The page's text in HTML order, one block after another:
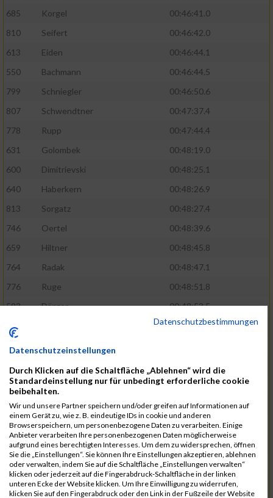
685
Korgel
00:46:41.0
810
Seifert
00:46:42.0
613
Eiden
00:46:44.1
550
Bachmann
00:46:44.5
799
Schniegler
00:46:50.6
807
Schwendtner
00:47:37.4
778
Rupp
00:47:44.4
631
Golombek
00:48:19.0
600
Dimitrievski
00:48:25.1
640
Haberkern
00:48:26.9
813
Sorgatz
00:48:27.4
746
Oertel
00:48:39.6
659
Hiltner
00:48:45.8
764
Radak
00:48:47.1
776
Ruge
00:48:51.8
593
Dänzer
00:48:53.5
772
00:48:57.2
802
Schrödel
00:49:41.7
808
Seeberger
00:49:56.1
760
Polster
00:49:56.6
647
Heidt
00:49:57.3
742
Niculaica
00:50:04.8
620
Feuchtenberger
00:50:08.3
703
Lipsz
00:50:08.8
Datenschutzbestimmungen
Datenschutzeinstellungen
Durch Klicken auf die Schaltfläche „Ablehnen“ wird die
Standardeinstellung nur für unbedingt erforderliche cookie
beibehalten.
Wir und unsere Partner speichern und/oder greifen auf Informationen auf
einem Gerät zu, wie z. B. eindeutige IDs in cookie und anderen
Browserspeichern, um personenbezogene Daten zu verarbeiten. Einige
Anbieter verarbeiten Ihre personenbezogenen Daten möglicherweise
aufgrund eines berechtigten Interesses. Um dem zu widersprechen, öffnen
Sie die „Einstellungen“. Sie können Ihre Einstellungen akzeptieren, ablehnen
oder verwalten, indem Sie auf die Schaltfläche „Einstellungen verwalten“
klicken oder jederzeit auf die Fingerabdruck-Schaltfläche in der linken
unteren Ecke der Website klicken. Um Ihre Einwilligung zu widerrufen,
klicken Sie auf den Fingerabdruck oder den Link in der Fußzeile der Website